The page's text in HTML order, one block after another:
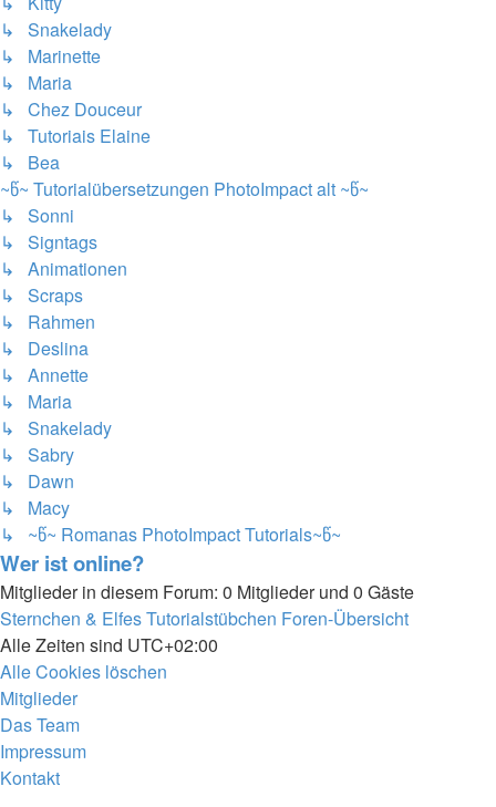
↳ Snakelady
↳ Marinette
↳ Maria
↳ Chez Douceur
↳ Tutoriais Elaine
↳ Bea
~წ~ Tutorialübersetzungen PhotoImpact alt ~წ~
↳ Sonni
↳ Signtags
↳ Animationen
↳ Scraps
↳ Rahmen
↳ Deslina
↳ Annette
↳ Maria
↳ Snakelady
↳ Sabry
↳ Dawn
↳ Macy
↳ ~წ~ Romanas PhotoImpact Tutorials~წ~
Wer ist online?
Mitglieder in diesem Forum: 0 Mitglieder und 0 Gäste
Sternchen & Elfes Tutorialstübchen Foren-Übersicht
Alle Zeiten sind UTC+02:00
Alle Cookies löschen
Mitglieder
Das Team
Impressum
Kontakt